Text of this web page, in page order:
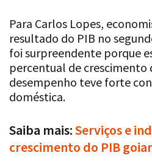
Para Carlos Lopes,
resultado do PIB no
foi surpreendente porque
percentual de crescimento
desempenho teve forte
doméstica.
Saiba mais:Serviços e
crescimento do PIB